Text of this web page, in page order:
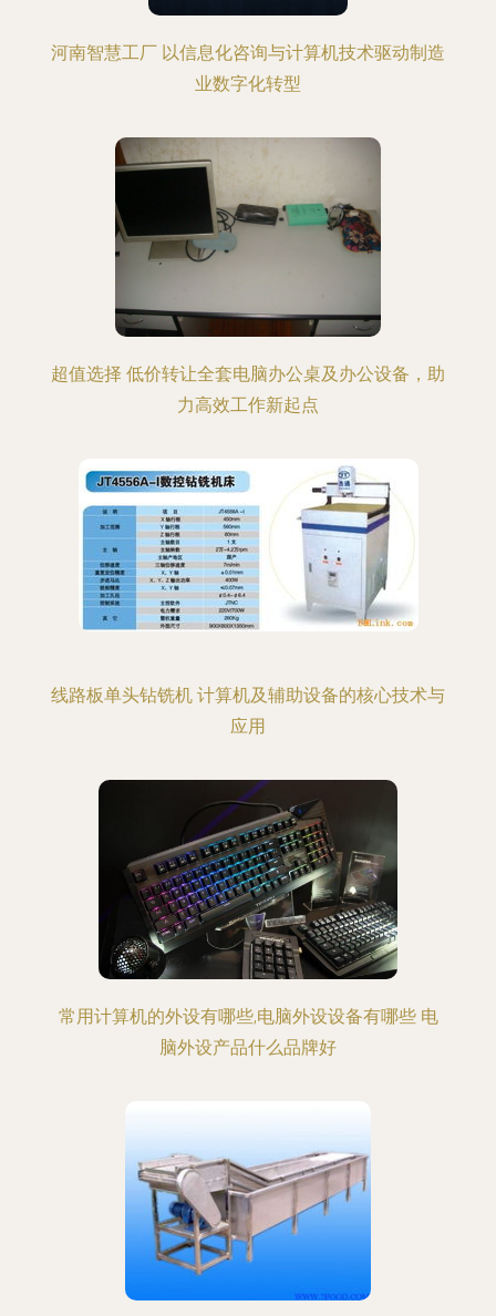
河南智慧工厂 以信息化咨询与计算机技术驱动制造
业数字化转型
超值选择 低价转让全套电脑办公桌及办公设备，助
力高效工作新起点
线路板单头钻铣机 计算机及辅助设备的核心技术与
应用
常用计算机的外设有哪些,电脑外设设备有哪些 电
脑外设产品什么品牌好